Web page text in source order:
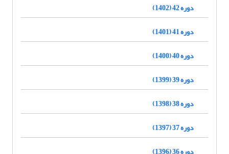
دوره 42 (1402)
دوره 41 (1401)
دوره 40 (1400)
دوره 39 (1399)
دوره 38 (1398)
دوره 37 (1397)